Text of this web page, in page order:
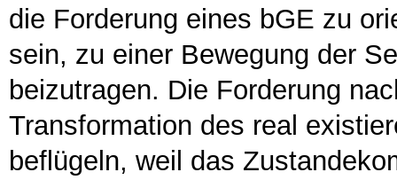
die Forderung eines bGE zu
sein, zu einer Bewegung der
beizutragen. Die Forderung
Transformation des real
beflügeln, weil das